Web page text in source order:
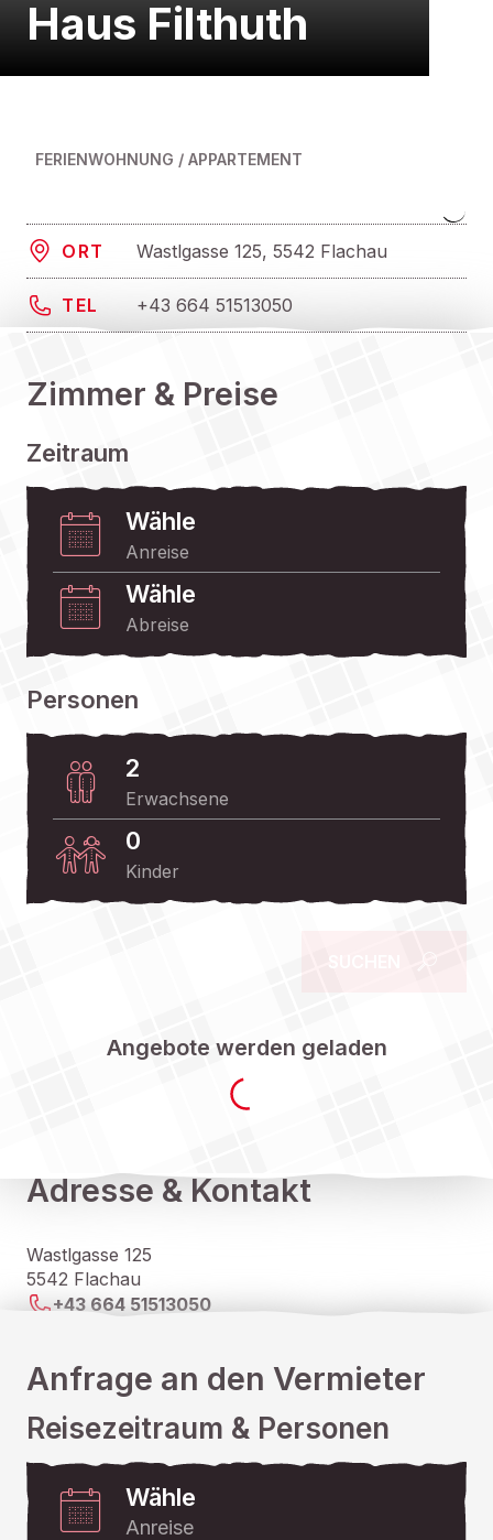
Haus Filthuth
FERIENWOHNUNG / APPARTEMENT
ORT Wastlgasse 125, 5542 Flachau
TEL +43 664 51513050
Zimmer & Preise
Zeitraum
Wähle
Anreise
Wähle
Abreise
Personen
2
Erwachsene
0
Kinder
Angebote werden geladen
Adresse & Kontakt
Wastlgasse 125
5542 Flachau
+43 664 51513050
Anfrage an den Vermieter
Reisezeitraum & Personen
Wähle
Anreise